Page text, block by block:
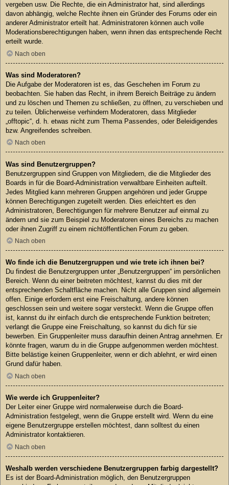
vergeben usw. Die Rechte, die ein Administrator hat, sind allerdings
davon abhängig, welche Rechte ihnen ein Gründer des Forums oder ein
anderer Administrator erteilt hat. Administratoren können auch volle
Moderationsberechtigungen haben, wenn ihnen das entsprechende Recht
erteilt wurde.
Nach oben
Was sind Moderatoren?
Die Aufgabe der Moderatoren ist es, das Geschehen im Forum zu
beobachten. Sie haben das Recht, in ihrem Bereich Beiträge zu ändern
und zu löschen und Themen zu schließen, zu öffnen, zu verschieben und
zu teilen. Üblicherweise verhindern Moderatoren, dass Mitglieder
„offtopic“, d. h. etwas nicht zum Thema Passendes, oder Beleidigendes
bzw. Angreifendes schreiben.
Nach oben
Was sind Benutzergruppen?
Benutzergruppen sind Gruppen von Mitgliedern, die die Mitglieder des
Boards in für die Board-Administration verwaltbare Einheiten aufteilt.
Jedes Mitglied kann mehreren Gruppen angehören und jeder Gruppe
können Berechtigungen zugeteilt werden. Dies erleichtert es den
Administratoren, Berechtigungen für mehrere Benutzer auf einmal zu
ändern und sie zum Beispiel zu Moderatoren eines Bereichs zu machen
oder ihnen Zugriff zu einem nichtöffentlichen Forum zu geben.
Nach oben
Wo finde ich die Benutzergruppen und wie trete ich ihnen bei?
Du findest die Benutzergruppen unter „Benutzergruppen“ im persönlichen
Bereich. Wenn du einer beitreten möchtest, kannst du dies mit der
entsprechenden Schaltfläche machen. Nicht alle Gruppen sind allgemein
offen. Einige erfordern erst eine Freischaltung, andere können
geschlossen sein und weitere sogar versteckt. Wenn die Gruppe offen
ist, kannst du ihr einfach durch die entsprechende Funktion beitreten;
verlangt die Gruppe eine Freischaltung, so kannst du dich für sie
bewerben. Ein Gruppenleiter muss daraufhin deinen Antrag annehmen. Er
könnte fragen, warum du in die Gruppe aufgenommen werden möchtest.
Bitte belästige keinen Gruppenleiter, wenn er dich ablehnt, er wird einen
Grund dafür haben.
Nach oben
Wie werde ich Gruppenleiter?
Der Leiter einer Gruppe wird normalerweise durch die Board-
Administration festgelegt, wenn die Gruppe erstellt wird. Wenn du eine
eigene Benutzergruppe erstellen möchtest, dann solltest du einen
Administrator kontaktieren.
Nach oben
Weshalb werden verschiedene Benutzergruppen farbig dargestellt?
Es ist der Board-Administration möglich, den Benutzergruppen